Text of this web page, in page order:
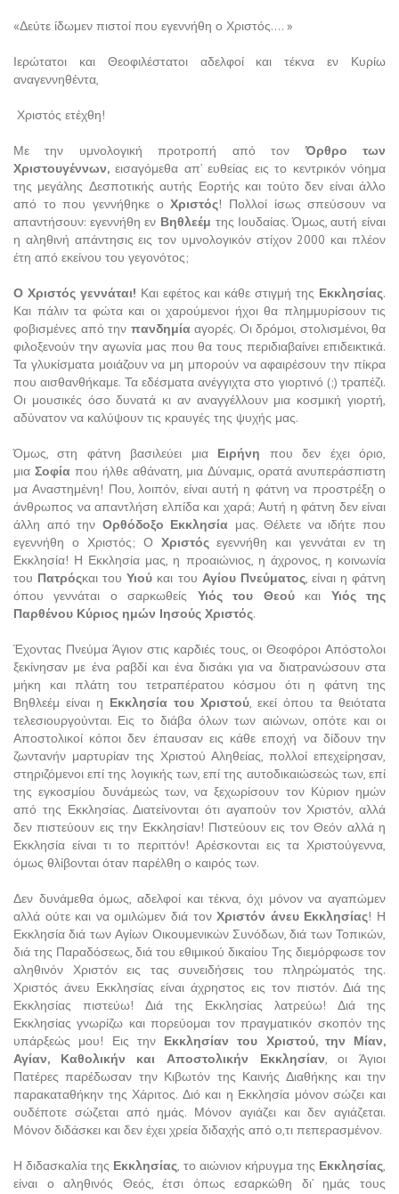
«Δεύτε ίδωμεν πιστοί που εγεννήθη ο Χριστός…. »
Ιερώτατοι και Θεοφιλέστατοι αδελφοί και τέκνα εν Κυρίω
αναγεννηθέντα,
Χριστός ετέχθη!
Με την υμνολογική προτροπή από τον Όρθρο των
Χριστουγέννων, εισαγόμεθα απ’ ευθείας εις το κεντρικόν νόημα
της μεγάλης Δεσποτικής αυτής Εορτής και τούτο δεν είναι άλλο
από το που γεννήθηκε οΧριστός! Πολλοί ίσως σπεύσουν να
απαντήσουν: εγεννήθη εν Βηθλεέμ της Ιουδαίας. Όμως, αυτή είναι
η αληθινή απάντησις εις τον υμνολογικόν στίχον 2000 και πλέον
έτη από εκείνου του γεγονότος;
Ο Χριστός γεννάται! Και εφέτος και κάθε στιγμή της Εκκλησίας.
Και πάλιν τα φώτα και οι χαρούμενοι ήχοι θα πλημμυρίσουν τις
φοβισμένες από την πανδημίααγορές. Οι δρόμοι, στολισμένοι, θα
φιλοξενούν την αγωνία μας που θα τους περιδιαβαίνει επιδεικτικά.
Τα γλυκίσματα μοιάζουν να μη μπορούν να αφαιρέσουν την πίκρα
που αισθανθήκαμε. Τα εδέσματα ανέγγιχτα στο γιορτινό (;) τραπέζι.
Οι μουσικές όσο δυνατά κι αν αναγγέλλουν μια κοσμική γιορτή,
αδύνατον να καλύψουν τις κραυγές της ψυχής μας.
Όμως, στη φάτνη βασιλεύει μια Ειρήνη που δεν έχει όριο,
μια Σοφία που ήλθε αθάνατη, μια Δύναμις, ορατά ανυπεράσπιστη
μα Αναστημένη! Που, λοιπόν, είναι αυτή η φάτνη να προστρέξη ο
άνθρωπος να απαντλήση ελπίδα και χαρά; Αυτή η φάτνη δεν είναι
άλλη από την Ορθόδοξο Εκκλησία μας. Θέλετε να ιδήτε που
εγεννήθη ο Χριστός; Ο Χριστόςεγεννήθη και γεννάται εν τη
Εκκλησία! Η Εκκλησία μας, η προαιώνιος, η άχρονος, η κοινωνία
του Πατρόςκαι τουΥιού και του Αγίου Πνεύματος, είναι η φάτνη
όπου γεννάται ο σαρκωθείς Υιός του Θεούκαι Υιός της
Παρθένου Κύριος ημών Ιησούς Χριστός.
Έχοντας Πνεύμα Άγιον στις καρδιές τους, οι Θεοφόροι Απόστολοι
ξεκίνησαν με ένα ραβδί και ένα δισάκι για να διατρανώσουν στα
μήκη και πλάτη του τετραπέρατου κόσμου ότι η φάτνη της
Βηθλεέμ είναι η Εκκλησία του Χριστού, εκεί όπου τα θειότατα
τελεσιουργούνται. Εις το διάβα όλων των αιώνων, οπότε και οι
Αποστολικοί κόποι δεν έπαυσαν εις κάθε εποχή να δίδουν την
ζωντανήν μαρτυρίαν της Χριστού Αληθείας, πολλοί επεχείρησαν,
στηριζόμενοι επί της λογικής των, επί της αυτοδικαιώσεώς των, επί
της εγκοσμίου δυνάμεώς των, να ξεχωρίσουν τον Κύριον ημών
από της Εκκλησίας. Διατείνονται ότι αγαπούν τον Χριστόν, αλλά
δεν πιστεύουν εις την Εκκλησίαν! Πιστεύουν εις τον Θεόν αλλά η
Εκκλησία είναι τι το περιττόν! Αρέσκονται εις τα Χριστούγεννα,
όμως θλίβονται όταν παρέλθη ο καιρός των.
Δεν δυνάμεθα όμως, αδελφοί και τέκνα, όχι μόνον να αγαπώμεν
αλλά ούτε και να ομιλώμεν διά τονΧριστόν άνευ Εκκλησίας! Η
Εκκλησία διά των Αγίων Οικουμενικών Συνόδων, διά των Τοπικών,
διά της Παραδόσεως, διά του εθιμικού δικαίου Της διεμόρφωσε τον
αληθινόν Χριστόν εις τας συνειδήσεις του πληρώματός της.
Χριστός άνευ Εκκλησίας είναι άχρηστος εις τον πιστόν. Διά της
Εκκλησίας πιστεύω! Διά της Εκκλησίας λατρεύω! Διά της
Εκκλησίας γνωρίζω και πορεύομαι τον πραγματικόν σκοπόν της
υπάρξεώς μου! Εις την Εκκλησίαν του Χριστού, την Μίαν,
Αγίαν, Καθολικήν και Αποστολικήν Εκκλησίαν, οι Άγιοι
Πατέρες παρέδωσαν την Κιβωτόν της Καινής Διαθήκης και την
παρακαταθήκην της Χάριτος. Διό και η Εκκλησία μόνον σώζει και
ουδέποτε σώζεται από ημάς. Μόνον αγιάζει και δεν αγιάζεται.
Μόνον διδάσκει και δεν έχει χρεία διδαχής από ο,τι πεπερασμένον.
Η διδασκαλία της Εκκλησίας, το αιώνιον κήρυγμα της Εκκλησίας,
είναι ο αληθινός Θεός, έτσι όπως εσαρκώθη δι’ ημάς τους